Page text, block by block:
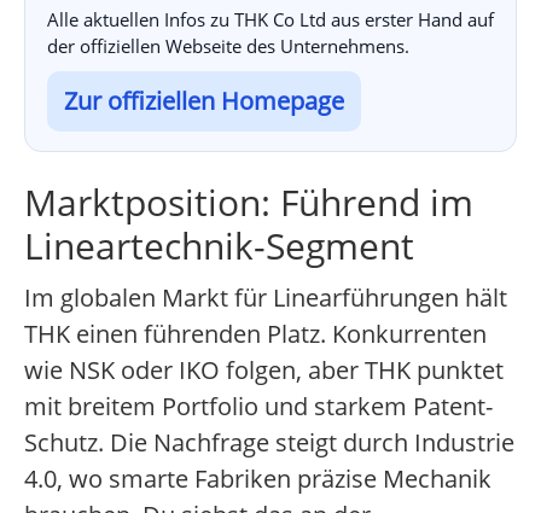
Alle aktuellen Infos zu THK Co Ltd aus erster Hand auf
der offiziellen Webseite des Unternehmens.
Zur offiziellen Homepage
Marktposition: Führend im
Lineartechnik-Segment
Im globalen Markt für Linearführungen hält
THK einen führenden Platz. Konkurrenten
wie NSK oder IKO folgen, aber THK punktet
mit breitem Portfolio und starkem Patent-
Schutz. Die Nachfrage steigt durch Industrie
4.0, wo smarte Fabriken präzise Mechanik